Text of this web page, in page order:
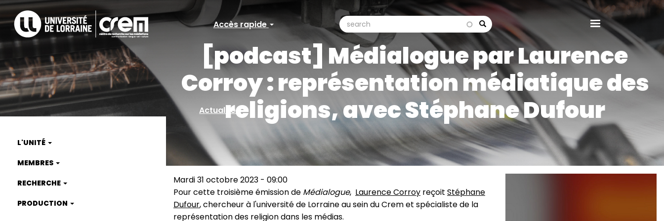
Aller
au
contenu
principal
Accès
rapide
Accès rapide
Search
search search
[podcast] Médialogue par Laurence
Corroy : représentation médiatique des
religions, avec Stéphane Dufour
Actualités
L'UNITÉ
MEMBRES
RECHERCHE
PRODUCTION
Mardi 31 octobre 2023 - 09:00
Pour cette troisième émission de Médialogue, Laurence Corroy reçoit Stéphane
Dufour, chercheur à l'université de Lorraine au sein du Crem et spécialiste de la
représentation des religion dans les médias.